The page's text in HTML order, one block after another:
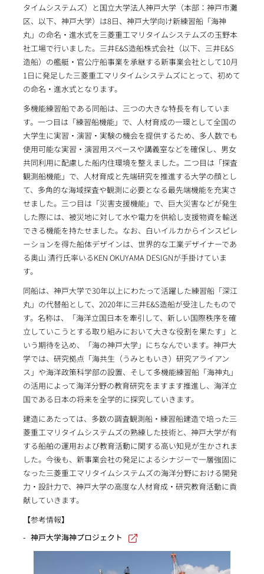
タイムシステムズ）と国立大学法人神戸大学（本部：神戸市灘
区、以下、神戸大学）は8日、神戸大学向け新練習船「海神
丸」の命名・進水式を三菱重工マリタイムシステムズの玉野本
社工場で行いました。三井E&S造船株式会社（以下、三井E&S
造船）の艦艇・官公庁船事業を承継する新事業会社として10月
1日に発足した三菱重工マリタイムシステムズにとって、初めて
の命名・進水式となります。
多機能練習船である同船は、三つの大きな特長を有していま
す。一つ目は「練習船機能」で、人材育成の一環として全国の
大学生に実習・演習・実験の機会を提供するため、多人数でも
使用可能な実習・演習用スペースや講義室などを確保し、男女
共同利用に配慮した船内住環境を整えました。二つ目は「探査
観測船機能」で、人材育成と先端研究を推進する大学の顔とし
て、多角的な海域探査や観測に必要となる最先端機能を充実さ
せました。三つ目は「災害支援機能」で、巨大災害などが発生
した際には、被災地に対して水や電力を供給し支援物資を輸送
できる機能を持たせました。なお、白いイルカからインスピレ
ーションを得た船体デザインは、世界的な工業デザイナーであ
る奥山 清行氏率いるKEN OKUYAMA DESIGNが手掛けていま
す。
同船は、神戸大学で30年以上にわたって活躍した練習船「深江
丸」の代替船として、2020年に三井E&S造船が受注したもので
す。名称は、「海洋立国日本を牽引して、新しい国際秩序を確
立していこうとする取り組みにおいて大きな役割を果たす」と
いう期待を込め、「海の神戸大学」にちなんでいます。神戸大
学では、研究拠点「海共生（うみともいき）研究アライアン
ス」や海洋政策科学部の設置、そして多機能練習船「海神丸」
の活用によって海洋分野の教育研究をますます推進し、海洋立
国である日本の将来を全学的に探究していきます。
建造にあたっては、多数の調査観測船・練習船建造で培った三
菱重工マリタイムシステムズの熟練した技術と、神戸大学が有
する船舶の運用および教育活動に関する高い知見が生かされま
した。今後も、新事業会社の発足によるシナジーで一層強固に
なった三菱重工マリタイムシステムズの海洋分野における開発
力・設計力で、神戸大学の高度な人材育成・研究教育活動に貢
献していきます。
【参考情報】
神戸大学海神プロジェクト